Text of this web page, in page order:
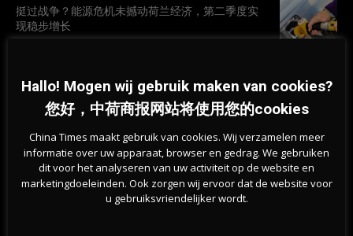
挺过战争？能源危机未撼动荷兰经济，第二季度实
现稳步增长
旱情持续加剧，莱茵河洛比特水位创新低，荷兰拒
绝全国统一行动
Hallo! Mogen wij gebruik maken van cookies?
您好，中荷商报网站将使用您的cookies
China Times maakt gebruik van cookies. Wij verzamelen meer
informatie over uw apparaat, browser en gedrag. We gebruiken
dit voor het analyseren van uw activiteit op de website en
marketingdoeleinden. Ook zorgen wij ervoor dat de website voor
u gebruiksvriendelijker wordt.